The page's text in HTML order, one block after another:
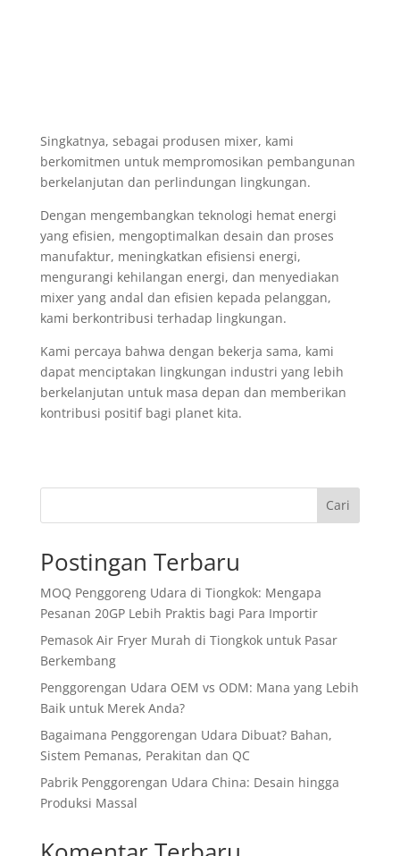
Singkatnya, sebagai produsen mixer, kami
berkomitmen untuk mempromosikan pembangunan
berkelanjutan dan perlindungan lingkungan.
Dengan mengembangkan teknologi hemat energi
yang efisien, mengoptimalkan desain dan proses
manufaktur, meningkatkan efisiensi energi,
mengurangi kehilangan energi, dan menyediakan
mixer yang andal dan efisien kepada pelanggan,
kami berkontribusi terhadap lingkungan.
Kami percaya bahwa dengan bekerja sama, kami
dapat menciptakan lingkungan industri yang lebih
berkelanjutan untuk masa depan dan memberikan
kontribusi positif bagi planet kita.
Cari
Postingan Terbaru
MOQ Penggoreng Udara di Tiongkok: Mengapa
Pesanan 20GP Lebih Praktis bagi Para Importir
Pemasok Air Fryer Murah di Tiongkok untuk Pasar
Berkembang
Penggorengan Udara OEM vs ODM: Mana yang Lebih
Baik untuk Merek Anda?
Bagaimana Penggorengan Udara Dibuat? Bahan,
Sistem Pemanas, Perakitan dan QC
Pabrik Penggorengan Udara China: Desain hingga
Produksi Massal